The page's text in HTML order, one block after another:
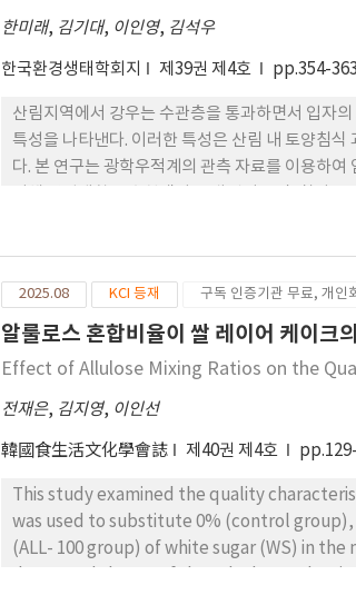
한미래, 김기대, 이인영, 김석우
한국환경생태학회지 제39권 제4호 pp.354-363
산림지역에서 강우는 수관층을 통과하면서 입자
특성을 나타낸다. 이러한 특성은 산림 내 토양침
다. 본 연구는 광학우적계의 관측 자료를 이용하
석 결과, 중앙부피직경(D50, 평균±표 준편차)
경향을 보이며, 동일한 강우강도 대비 착엽기의
는 수관통과우가 잎과 가지에서의 비산과 집적으
자 분포 특성에 대한 이해가 중요하다고 판단된다.
2025.08 KCI 등재 구독 인증기관 무료, 개인
알룰로스 혼합비율이 쌀 레이어 케이크
Effect of Allulose Mixing Ratios on the
전재은, 김지영, 이인선
韓國食生活文化學會誌 제40권 제4호
This study examined the quality
was used to substitute 0% (control group),
(ALL- 100 group) of white sugar (WS) in
moisture content than the control